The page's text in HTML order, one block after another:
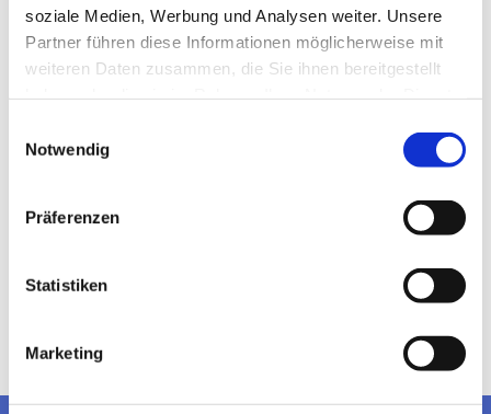
soziale Medien, Werbung und Analysen weiter. Unsere
Partner führen diese Informationen möglicherweise mit
weiteren Daten zusammen, die Sie ihnen bereitgestellt
Notwendig
Präferenzen
Statistiken
Marketing